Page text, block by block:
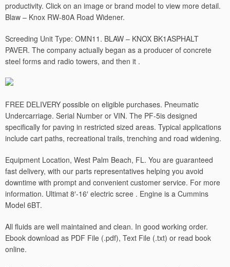
productivity. Click on an image or brand model to view more detail.
Blaw – Knox RW-80A Road Widener.
Screeding Unit Type: OMN11. BLAW – KNOX BK1ASPHALT
PAVER. The company actually began as a producer of concrete
steel forms and radio towers, and then it .
FREE DELIVERY possible on eligible purchases. Pneumatic
Undercarriage. Serial Number or VIN. The PF-5is designed
specifically for paving in restricted sized areas. Typical applications
include cart paths, recreational trails, trenching and road widening.
Equipment Location, West Palm Beach, FL. You are guaranteed
fast delivery, with our parts representatives helping you avoid
downtime with prompt and convenient customer service. For more
information. Ultimat 8′-16′ electric scree . Engine is a Cummins
Model 6BT.
All fluids are well maintained and clean. In good working order.
Ebook download as PDF File (.pdf), Text File (.txt) or read book
online.